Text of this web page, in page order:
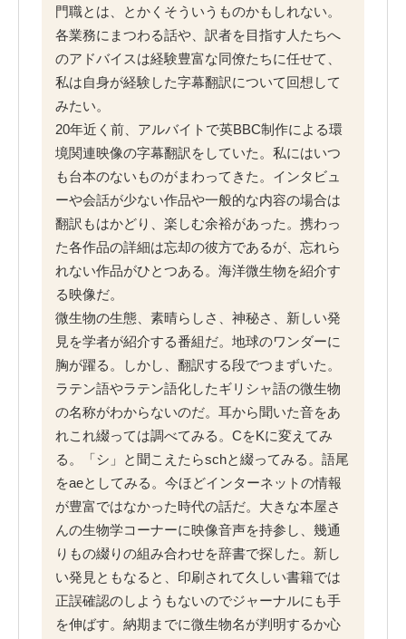
門職とは、とかくそういうものかもしれない。
各業務にまつわる話や、訳者を目指す人たちへ
のアドバイスは経験豊富な同僚たちに任せて、
私は自身が経験した字幕翻訳について回想して
みたい。
20年近く前、アルバイトで英BBC制作による環
境関連映像の字幕翻訳をしていた。私にはいつ
も台本のないものがまわってきた。インタビュ
ーや会話が少ない作品や一般的な内容の場合は
翻訳もはかどり、楽しむ余裕があった。携わっ
た各作品の詳細は忘却の彼方であるが、忘れら
れない作品がひとつある。海洋微生物を紹介す
る映像だ。
微生物の生態、素晴らしさ、神秘さ、新しい発
見を学者が紹介する番組だ。地球のワンダーに
胸が躍る。しかし、翻訳する段でつまずいた。
ラテン語やラテン語化したギリシャ語の微生物
の名称がわからないのだ。耳から聞いた音をあ
れこれ綴っては調べてみる。CをKに変えてみ
る。「シ」と聞こえたらschと綴ってみる。語尾
をaeとしてみる。今ほどインターネットの情報
が豊富ではなかった時代の話だ。大きな本屋さ
んの生物学コーナーに映像音声を持参し、幾通
りもの綴りの組み合わせを辞書で探した。新し
い発見ともなると、印刷されて久しい書籍では
正誤確認のしようもないのでジャーナルにも手
を伸ばす。納期までに微生物名が判明するか心